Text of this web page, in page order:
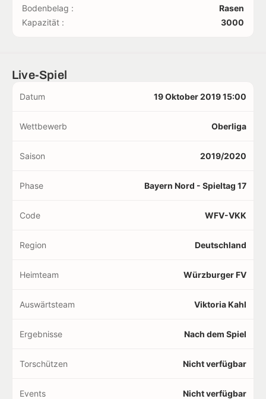
Bodenbelag :
Rasen
Kapazität :
3000
Live-Spiel
Datum 19 Oktober 2019 15:00
Wettbewerb Oberliga
Saison 2019/2020
Phase Bayern Nord - Spieltag 17
Code WFV-VKK
Region Deutschland
Heimteam Würzburger FV
Auswärtsteam Viktoria Kahl
Ergebnisse Nach dem Spiel
Torschützen Nicht verfügbar
Events Nicht verfügbar